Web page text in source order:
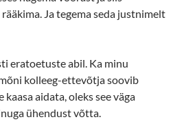
Ja tegema seda justnimelt
eratoetuste abil. Ka minu
kolleeg-ettevõtja soovib
aidata, oleks see väga
ühendust võtta.